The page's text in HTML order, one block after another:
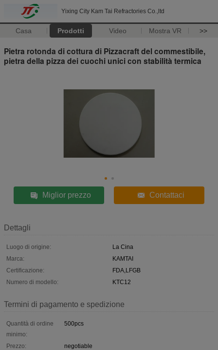
Yixing City Kam Tai Refractories Co.,ltd
Casa Prodotti Video Mostra VR >>
Pietra rotonda di cottura di Pizzacraft del commestibile,
pietra della pizza dei cuochi unici con stabilità termica
Miglior prezzo Contattaci
Dettagli
Luogo di origine:
La Cina
Marca:
KAMTAI
Certificazione:
FDA,LFGB
Numero di modello:
KTC12
Termini di pagamento e spedizione
Quantità di ordine
minimo:
500pcs
Prezzo:
negotiable